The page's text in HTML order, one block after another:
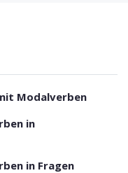
Modalverben
in
in Fragen